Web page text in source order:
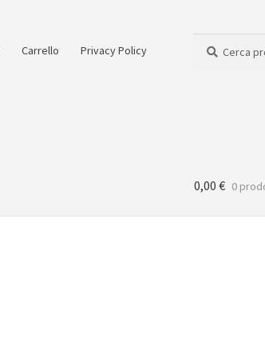
Carrello Privacy Policy
0,00 € 0